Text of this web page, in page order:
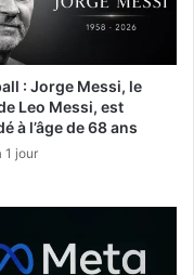
: Jorge Messi, le
Leo Messi, est
à l’âge de 68 ans
1 jour